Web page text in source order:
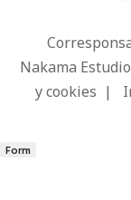
Nakama Estudio
y cookies |
Form